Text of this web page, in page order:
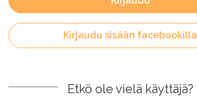
Kirjaudu sisään facebookilla
Etkö ole vielä käyttäjä?